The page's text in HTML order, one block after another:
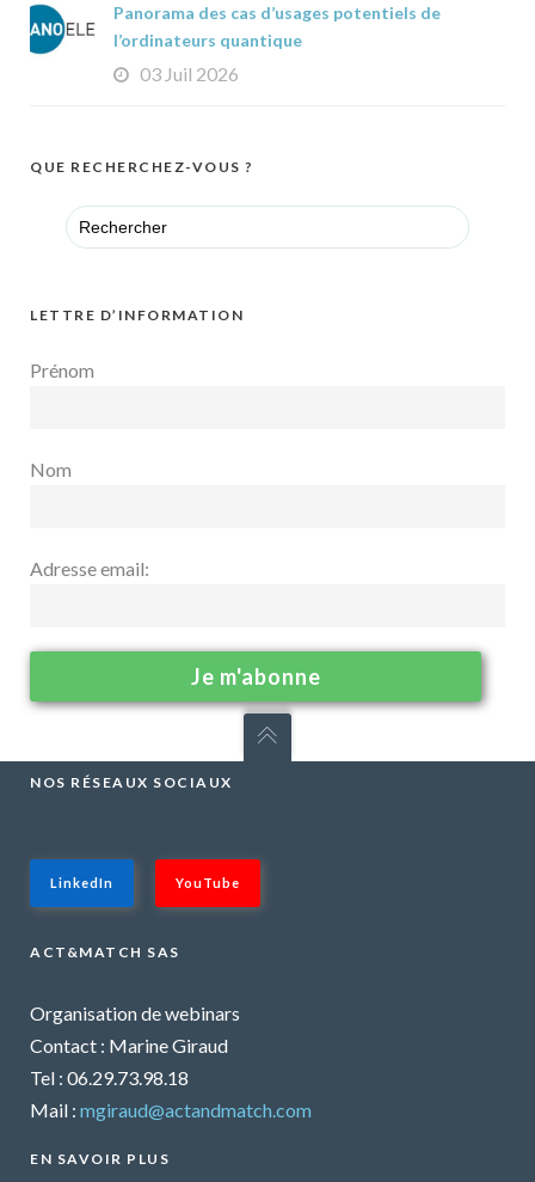
Panorama des cas d’usages potentiels de
l’ordinateurs quantique
03 Juil 2026
QUE RECHERCHEZ-VOUS ?
Search
for:
LETTRE D’INFORMATION
Prénom
Nom
Adresse email:
NOS RÉSEAUX SOCIAUX
LinkedIn YouTube
ACT&MATCH SAS
Organisation de webinars
Contact : Marine Giraud
Tel : 06.29.73.98.18
Mail : mgiraud@actandmatch.com
EN SAVOIR PLUS